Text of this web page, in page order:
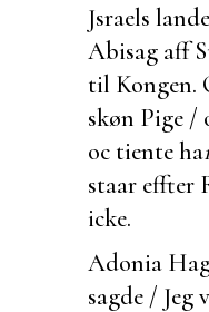
Jsraels
Abisag aff
til Kongen.
skøn Pige /
oc tiente ha
staar effter
icke.
Adonia
sagde / Jeg